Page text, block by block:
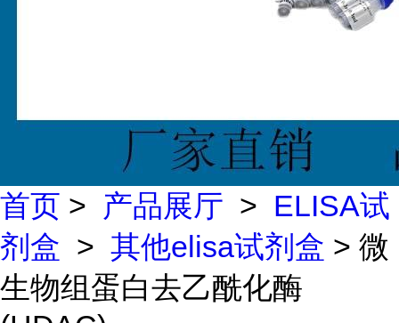
首页 > 产品展厅 > ELISA试
剂盒 > 其他elisa试剂盒 > 微
生物组蛋白去乙酰化酶